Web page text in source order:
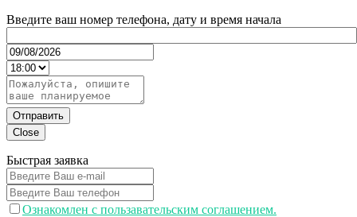
Введите ваш номер телефона, дату и время начала
Отправить
Close
Быстрая заявка
Ознакомлен с пользавательским соглашением.